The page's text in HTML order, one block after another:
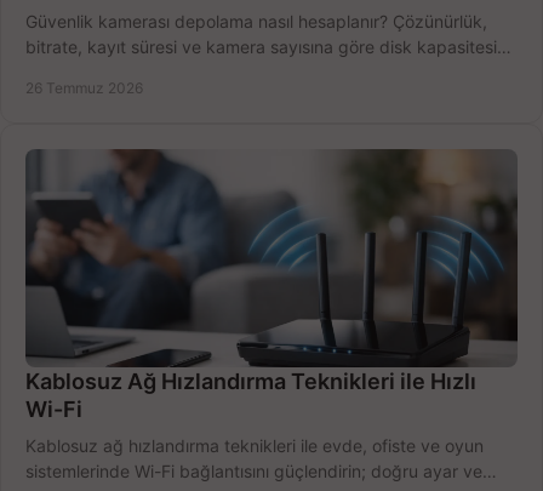
Güvenlik kamerası depolama nasıl hesaplanır? Çözünürlük,
bitrate, kayıt süresi ve kamera sayısına göre disk kapasitesini
26 Temmuz 2026
Kablosuz Ağ Hızlandırma Teknikleri ile Hızlı
Wi-Fi
Kablosuz ağ hızlandırma teknikleri ile evde, ofiste ve oyun
sistemlerinde Wi-Fi bağlantısını güçlendirin; doğru ayar ve